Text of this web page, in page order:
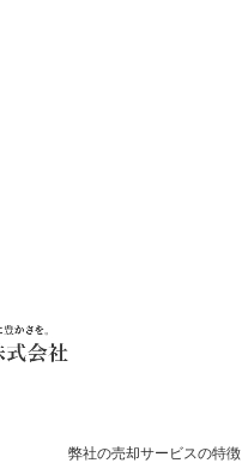
弊社の売却サービスの特徴